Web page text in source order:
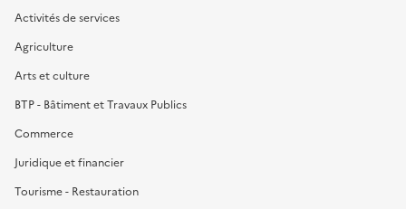
Activités de services
Agriculture
Arts et culture
BTP - Bâtiment et Travaux Publics
Commerce
Juridique et financier
Tourisme - Restauration